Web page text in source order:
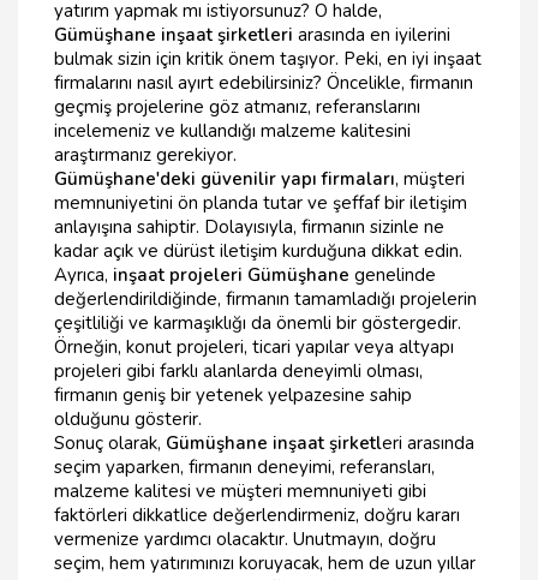
yatırım yapmak mı istiyorsunuz? O halde,
Gümüşhane inşaat şirketleri arasında en iyilerini
bulmak sizin için kritik önem taşıyor. Peki, en iyi inşaat
firmalarını nasıl ayırt edebilirsiniz? Öncelikle, firmanın
geçmiş projelerine göz atmanız, referanslarını
incelemeniz ve kullandığı malzeme kalitesini
araştırmanız gerekiyor.
Gümüşhane'deki güvenilir yapı firmaları, müşteri
memnuniyetini ön planda tutar ve şeffaf bir iletişim
anlayışına sahiptir. Dolayısıyla, firmanın sizinle ne
kadar açık ve dürüst iletişim kurduğuna dikkat edin.
Ayrıca, inşaat projeleri Gümüşhane genelinde
değerlendirildiğinde, firmanın tamamladığı projelerin
çeşitliliği ve karmaşıklığı da önemli bir göstergedir.
Örneğin, konut projeleri, ticari yapılar veya altyapı
projeleri gibi farklı alanlarda deneyimli olması,
firmanın geniş bir yetenek yelpazesine sahip
olduğunu gösterir.
Sonuç olarak, Gümüşhane inşaat şirketleri arasında
seçim yaparken, firmanın deneyimi, referansları,
malzeme kalitesi ve müşteri memnuniyeti gibi
faktörleri dikkatlice değerlendirmeniz, doğru kararı
vermenize yardımcı olacaktır. Unutmayın, doğru
seçim, hem yatırımınızı koruyacak, hem de uzun yıllar